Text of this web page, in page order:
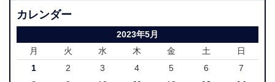
カレンダー
2023年5月
月
火 水 木 金 土 日
1 2 3 4 5 6
7